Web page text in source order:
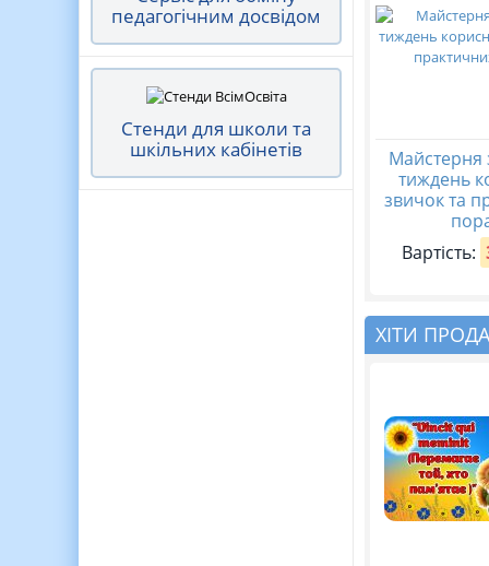
педагогічним досвідом
Стенди для школи та
шкільних кабінетів
Майстерня
тиждень
звичок та
Вартість:
ХІТИ